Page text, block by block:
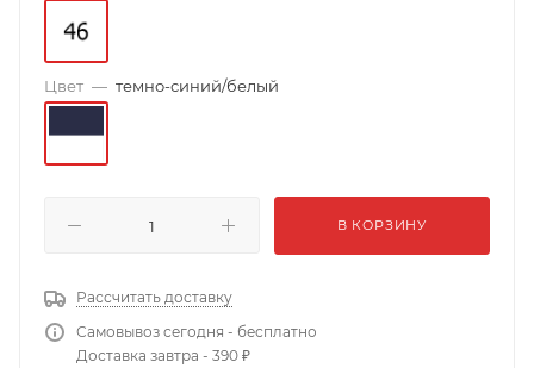
Цвет — темно-синий/белый
В КОРЗИНУ
Рассчитать доставку
Самовывоз сегодня - бесплатно
Доставка завтра - 390 ₽